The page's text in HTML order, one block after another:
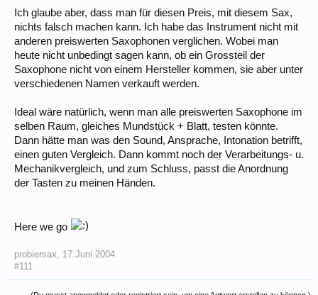
Ich glaube aber, dass man für diesen Preis, mit diesem Sax,
nichts falsch machen kann. Ich habe das Instrument nicht mit
anderen preiswerten Saxophonen verglichen. Wobei man
heute nicht unbedingt sagen kann, ob ein Grossteil der
Saxophone nicht von einem Hersteller kommen, sie aber unter
verschiedenen Namen verkauft werden.
Ideal wäre natürlich, wenn man alle preiswerten Saxophone im
selben Raum, gleiches Mundstück + Blatt, testen könnte.
Dann hätte man was den Sound, Ansprache, Intonation betrifft,
einen guten Vergleich. Dann kommt noch der Verarbeitungs- u.
Mechanikvergleich, und zum Schluss, passt die Anordnung
der Tasten zu meinen Händen.
Here we go
probiersax
17.Juni.2004
#111